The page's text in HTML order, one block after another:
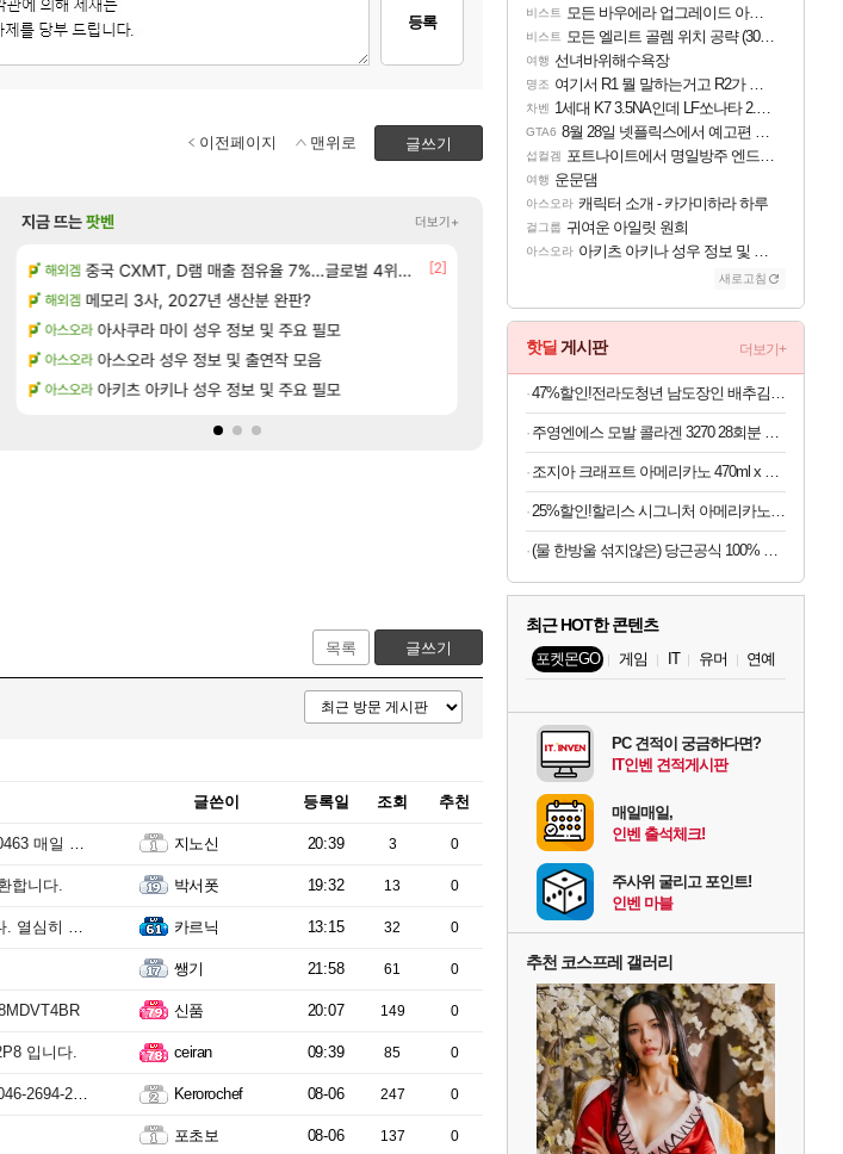
등록
글쓰기
이전페이지 맨위로
검은사막 펄없의 퍼주는듯하면서 악랄한 BM 설계 [23]
메이플 ☆무료☆ 템세팅 사이트 개발자입니다
메이플 환산 13만 스펙으로 삐져서 매주 수로 10만점 치고있으면 ㅋㅋ
메이플 후닝 780억 부자 아니였음?? [56]
오버워치 D.mon 스킬셋 나왔다 [3]
아이고... 길드내에서 쿠데타 일어났네
검은사막 중상유저들
로아 ㅋㅋ우리 길드 벨가 나메 꺼드럭 대다가 싸움
지금 뜨는팟벤 더보기+
해외겜 중국 CXMT, D램 매출 점유율 7%…글로벌 4위로 부상
[2]
해외겜 메모리 3사, 2027년 생산분 완판?
아스오라 아사쿠라 마이 성우 정보 및 주요 필모
아스오라 아스오라 성우 정보 및 출연작 모음
아스오라 아키츠 아키나 성우 정보 및 주요 필모
8월 28일 넷플릭스에서 예고편 공개 예정
[1]
비스트 모든 바우에라 업그레이드 아이템 획득 위치 공
비스트 모든 엘리트 골렘 위치 공략 (30개) - 방랑
목록 글쓰기
글쓴이 등록일 조회 추천
드립니다 지노신 20:39 3 0
합니다. 박서폿 19:32 13 0
할께요. 카르닉 13:15 32 0
쌩기 21:58 61 0
신품 20:07 149 0
입니다. ceiran 09:39 85 0
2694-2698 Kerorochef 08-06 247 0
포초보 08-06 137 0
비스트 모든 바우에라 업그레이드 아이템 획득 위치 공략 (89개)
비스트 모든 엘리트 골렘 위치 공략 (30개) - 방랑 결투가
여행 선녀바위해수욕장
명조 여기서 R1 뭘 말하는거고 R2가 뭘말하는걸까요?
차벤 1세대 K7 3.5NA인데 LF쏘나타 2.0NA 기변하면 유류비 절약이 얼마나 될까요..?
GTA6 8월 28일 넷플릭스에서 예고편 공개 예정
섭컬겜 포트나이트에서 명일방주 엔드필드 [펠리카] 판매 예정
여행 운문댐
아스오라 캐릭터 소개 - 카가미하라 하루
걸그룹 귀여운 아일릿 원희
아스오라 아키츠 아키나 성우 정보 및 주요 필모
새로고침
핫딜 게시판 더보기+
47%할인!전라도청년 남도장인 배추김치, 5kg, 1박스
주영엔에스 모발 콜라겐 3270 28회분 x 6개
조지아 크래프트 아메리카노 470ml x 24개
25%할인!할리스 시그니처 아메리카노, 550ml, 12개
(물 한방울 섞지않은) 당근공식 100% 착즙 국내산 당근주스 x 30개
최근 HOT한 콘텐츠
포켓몬GO 게임 IT 유머 연예
PC 견적이 궁금하다면?
IT인벤 견적게시판
매일매일,
인벤 출석체크!
주사위 굴리고 포인트!
인벤 마블
추천 코스프레 갤러리